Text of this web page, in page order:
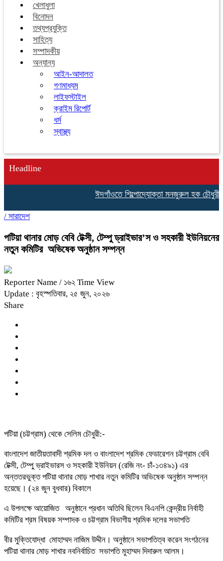
খেলাধুলা
বিনোদন
তথ্যপ্রযুক্তি
সাহিত্য
সম্পাদকীয়
অন্যান্য
আইন-আদালত
গণমাধ্যম
লাইফস্টাইল
ক্রাইম রিপোর্ট
ধর্ম
স্বাস্থ্য
Headline
ঈদগাঁওতে শিল্পোদ্যোক্তা মনজুরুল হক চৌধুরীর
/ সারাদেশ
পটিয়া থানার মোড় বেবি টেক্সী, টেম্পু ড্রাইভার’স ও সহকারী ইউনিয়নের
নতুন কমিটির অভিষেক অনুষ্ঠান সম্পন্ন
Reporter Name / ১৬২ Time View
Update : বৃহস্পতিবার, ২৫ জুন, ২০২৬
Share
পটিয়া (চট্টগ্রাম) থেকে সেলিম চৌধুরী:-
বাংলাদেশ জাতীয়তাবাদী শ্রমিক দল ও বাংলাদেশ শ্রমিক ফেডারেশন চট্টগ্রাম বেবি
টেক্সী, টেম্পু ভ্রাইভারস ও সহকারী ইউনিয়ন (রেজি নং- চাঁ-১৩৪৯১) এর
অন্ততরভুক্ত পটিয়া থানার মোড় শাখার নতুন কমিটির অভিষেক অনুষ্ঠান সম্পন্ন
হয়েছে। (২৪ জুন বুধবার) বিকালে
এ উপলক্ষে আয়োজিত অনুষ্ঠানে প্রধান অতিথি ছিলেন বিএনপি কেন্দ্রীয় নির্বাহী
কমিটির শ্রম বিষয়ক সম্পাদক ও চট্টগ্রাম বিভাগীয় শ্রমিক দলের সভাপতি
বীর মুক্তিযোদ্ধা মোহাম্মদ নাজিম উদ্দীন। অনুষ্ঠানে সভাপতিত্ব করেন সংগঠনের
পটিয়া থানার মোড় শাখার নবনির্বাচিত সভাপতি মুহাম্মদ দিদারুল আলম।